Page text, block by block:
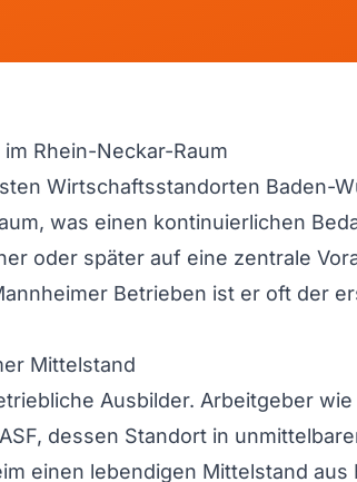
Rhein-Neckar-Raum
Wirtschaftsstandorten Baden-
was einen kontinuierlichen
oder später auf eine zentrale
Betrieben ist er oft der
Mittelstand
Ausbilder. Arbeitgeber
dessen Standort in
einen lebendigen Mittelstand